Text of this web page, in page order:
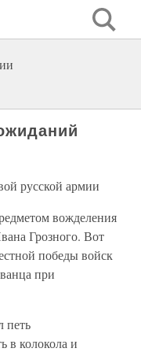
русской армии
вожделения
Грозного. Вот
победы войск
при
петь
в колокола и